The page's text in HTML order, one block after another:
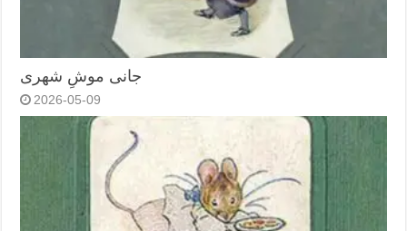
جانی موشِ شهری
2026-05-09